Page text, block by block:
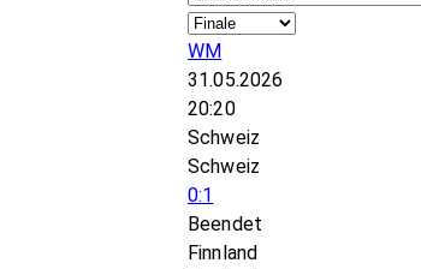
WM
31.05.2026
20:20
Schweiz
Schweiz
0:1
Beendet
Finnland